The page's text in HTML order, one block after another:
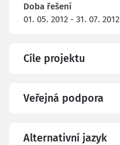
Doba řešení
01. 05. 2012 - 31. 07. 2012
Cíle projektu
Veřejná podpora
Alternativní jazyk